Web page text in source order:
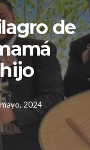
de
2024